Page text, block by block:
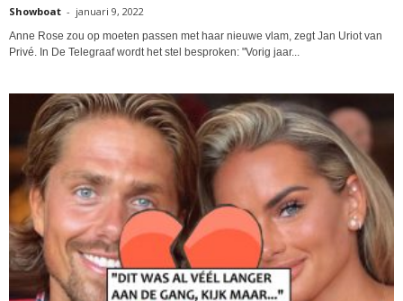
Showboat - januari 9, 2022
Anne Rose zou op moeten passen met haar nieuwe vlam, zegt Jan Uriot van
Privé. In De Telegraaf wordt het stel besproken: "Vorig jaar...